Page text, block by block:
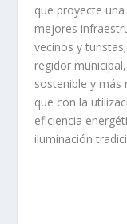
que proyecte
mejores
vecinos y
regidor
sostenible y más
que con la
eficiencia
iluminación